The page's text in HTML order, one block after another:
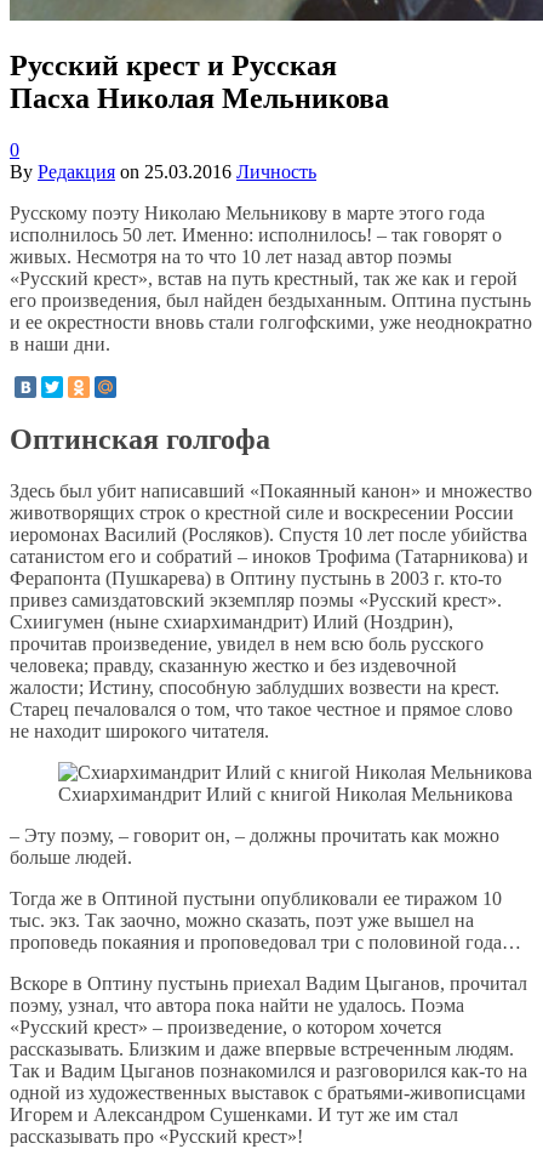
Русский крест и Русская
Пасха Николая Мельникова
0
By Редакция on 25.03.2016 Личность
Русскому поэту Николаю Мельникову в марте этого года
исполнилось 50 лет. Именно: исполнилось! – так говорят о
живых. Несмотря на то что 10 лет назад автор поэмы
«Русский крест», встав на путь крестный, так же как и герой
его произведения, был найден бездыханным. Оптина пустынь
и ее окрестности вновь стали голгофскими, уже неоднократно
в наши дни.
Оптинская голгофа
Здесь был убит написавший «Покаянный канон» и множество
животворящих строк о крестной силе и воскресении России
иеромонах Василий (Росляков). Спустя 10 лет после убийства
сатанистом его и собратий – иноков Трофима (Татарникова) и
Ферапонта (Пушкарева) в Оптину пустынь в 2003 г. кто-то
привез самиздатовский экземпляр поэмы «Русский крест».
Схиигумен (ныне схиархимандрит) Илий (Ноздрин),
прочитав произведение, увидел в нем всю боль русского
человека; правду, сказанную жестко и без издевочной
жалости; Истину, способную заблудших возвести на крест.
Старец печаловался о том, что такое честное и прямое слово
не находит широкого читателя.
Схиархимандрит Илий с книгой Николая Мельникова
– Эту поэму, – говорит он, – должны прочитать как можно
больше людей.
Тогда же в Оптиной пустыни опубликовали ее тиражом 10
тыс. экз. Так заочно, можно сказать, поэт уже вышел на
проповедь покаяния и проповедовал три с половиной года…
Вскоре в Оптину пустынь приехал Вадим Цыганов, прочитал
поэму, узнал, что автора пока найти не удалось. Поэма
«Русский крест» – произведение, о котором хочется
рассказывать. Близким и даже впервые встреченным людям.
Так и Вадим Цыганов познакомился и разговорился как-то на
одной из художественных выставок с братьями-живописцами
Игорем и Александром Сушенками. И тут же им стал
рассказывать про «Русский крест»!